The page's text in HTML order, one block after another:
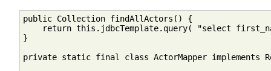
public Collection findAllActors() {
return this.jdbcTemplate.query( "select
}
private static final class ActorMapper implements